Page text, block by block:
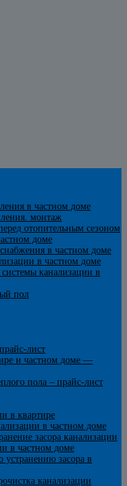
в частном доме
монтаж
отопительным сезоном
доме
в частном доме
в частном доме
канализации в
пол
лист
и частном доме —
пола – прайс-лист
в квартире
в частном доме
засора канализации
в частном доме
устранению засора в
канализации